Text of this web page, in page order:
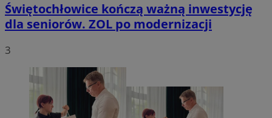
Świętochłowice kończą ważną inwestycję
dla seniorów. ZOL po modernizacji
3